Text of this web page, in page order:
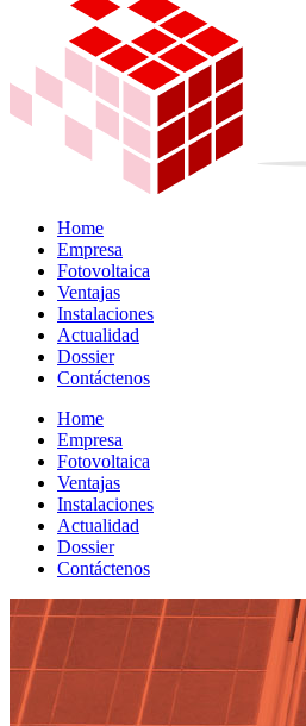
Home
Empresa
Fotovoltaica
Ventajas
Instalaciones
Actualidad
Dossier
Contáctenos
Home
Empresa
Fotovoltaica
Ventajas
Instalaciones
Actualidad
Dossier
Contáctenos